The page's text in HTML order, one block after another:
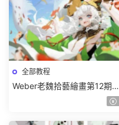
全部教程
Weber老魏拾藝繪畫第12期角
色特訓班【畫質不錯隻有視